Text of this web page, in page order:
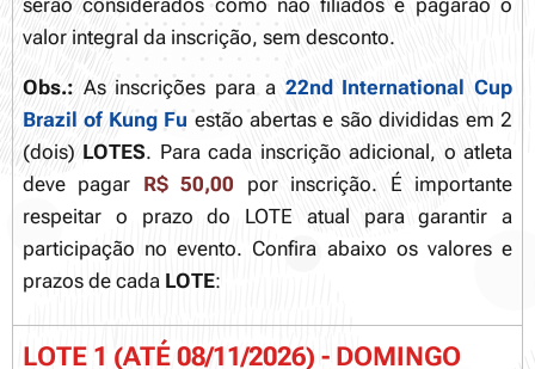
valor integral da inscrição, sem desconto.
Obs.: As inscrições para a 22nd International Cup
Brazil of Kung Fu estão abertas e são divididas em 2
(dois) LOTES. Para cada inscrição adicional, o atleta
deve pagar R$ 50,00 por inscrição. É importante
respeitar o prazo do LOTE atual para garantir a
participação no evento. Confira abaixo os valores e
prazos de cada LOTE:
LOTE 1 (ATÉ 08/11/2026) - DOMINGO